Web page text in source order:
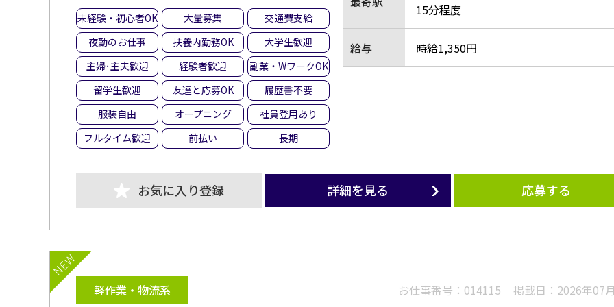
未経験・初心者OK 大量募集
交通費支給
夜勤のお仕事
扶養内勤務OK
大学生歓迎
主婦･主夫歓迎
経験者歓迎
副業・WワークOK
留学生歓迎
友達と応募OK
履歴書不要
服装自由
オープニング
社員登用あり
フルタイム歓迎
前払い 長期
15分程度
給与 時給1,350円
お気に入り登録 詳細を見る 応募する
NEW
軽作業・物流系 お仕事番号： 014115 掲載日： 2026年07